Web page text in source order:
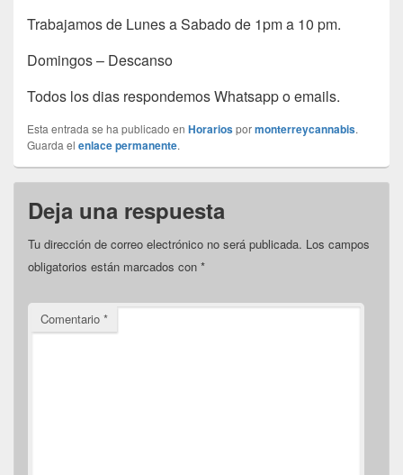
Trabajamos de Lunes a Sabado de 1pm a 10 pm.
Domingos – Descanso
Todos los dias respondemos Whatsapp o emails.
Esta entrada se ha publicado en Horariospormonterreycannabis.
Guarda el enlace permanente.
Deja una respuesta
Tu dirección de correo electrónico no será publicada. Los campos
obligatorios están marcados con *
Comentario *